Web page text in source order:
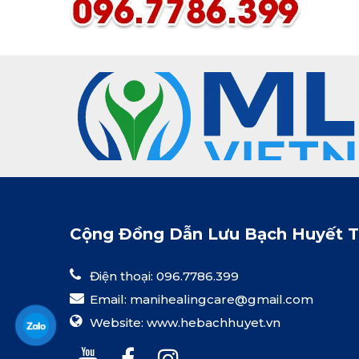
chế đó và vai trò hỗ trợ của dẫn lưu
bạch huyết thủ công (MLD).
Cộng Đồng Dẫn Lưu Bạch Huyết
Điện thoại: 096.7786.399
Email: manihealingcare@gmail.com
Website: www.hebachhuyet.vn